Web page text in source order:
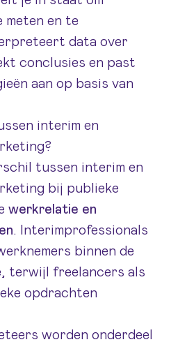
en te
data over
conclusies en past
aan op basis van
interim en
tussen interim en
bij publieke
werkrelatie en
. Interimprofessionals
binnen de
terwijl freelancers als
opdrachten
worden onderdeel